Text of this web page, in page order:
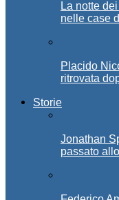
La notte
nelle case
Placido
ritrovata
Storie
Jonathan
passato